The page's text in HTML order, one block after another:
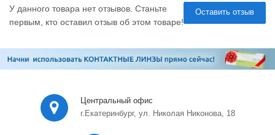
Оставить отзыв
У данного товара нет отзывов. Станьте
первым, кто оставил отзыв об этом товаре!
Центральный офис
г.Екатеринбург, ул. Николая Никонова, 18